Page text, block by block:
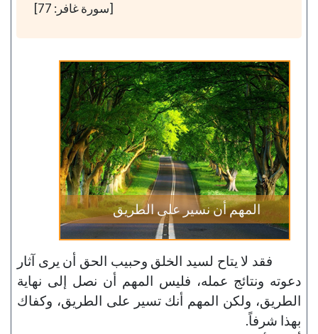
[سورة غافر: 77]
المهم أن نسير على الطريق
فقد لا يتاح لسيد الخلق وحبيب الحق أن يرى آثار
دعوته ونتائج عمله، فليس المهم أن نصل إلى نهاية
الطريق، ولكن المهم أنك تسير على الطريق، وكفاك
بهذا شرفاً.